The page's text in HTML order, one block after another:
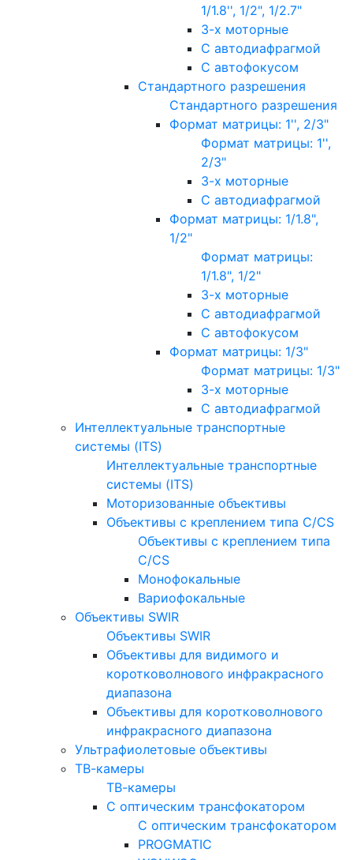
1/1.8'', 1/2", 1/2.7"
3-х моторные
С автодиафрагмой
С автофокусом
Стандартного разрешения
Стандартного разрешения
Формат матрицы: 1'', 2/3"
Формат матрицы: 1'',
2/3"
3-х моторные
С автодиафрагмой
Формат матрицы: 1/1.8",
1/2"
Формат матрицы:
1/1.8", 1/2"
3-х моторные
С автодиафрагмой
С автофокусом
Формат матрицы: 1/3"
Формат матрицы: 1/3"
3-х моторные
С автодиафрагмой
Интеллектуальные транспортные
системы (ITS)
Интеллектуальные транспортные
системы (ITS)
Моторизованные объективы
Объективы с креплением типа C/CS
Объективы с креплением типа
C/CS
Монофокальные
Вариофокальные
Объективы SWIR
Объективы SWIR
Объективы для видимого и
коротковолнового инфракрасного
диапазона
Объективы для коротковолнового
инфракрасного диапазона
Ультрафиолетовые объективы
ТВ-камеры
ТВ-камеры
С оптическим трансфокатором
С оптическим трансфокатором
PROGMATIC